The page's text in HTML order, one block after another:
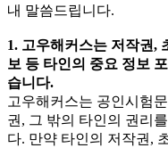
내 말씀드립니다.
1. 고우해커스는 저작권,
보 등 타인의 중요 정보
습니다.
고우해커스는 공인시험
권, 그 밖의 타인의 권리
다. 만약 타인의 저작권,